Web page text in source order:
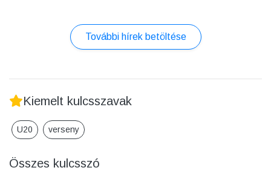
További hírek betöltése
Kiemelt kulcsszavak
U20 verseny
Összes kulcsszó